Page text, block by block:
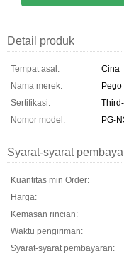
Detail produk
Tempat asal:
Cina
Nama merek:
Pego
Sertifikasi:
Nomor model:
PG-
Syarat-syarat
Kuantitas min Order:
Harga:
Kemasan rincian:
Waktu pengiriman:
Syarat-syarat pembayaran: